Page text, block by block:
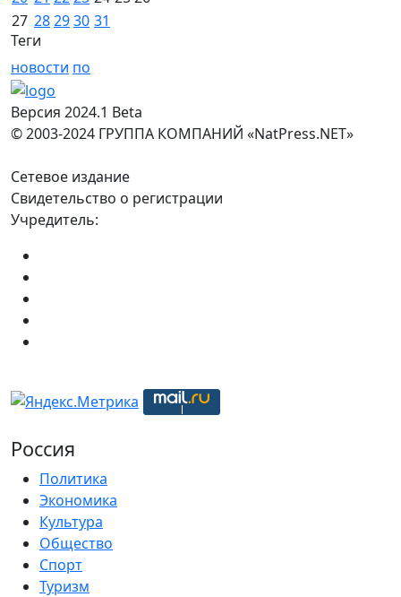
27 282930 31
Теги
новости по
Версия 2024.1 Beta
© 2003-2024 ГРУППА КОМПАНИЙ «NatPress.NET»
Сетевое издание
Свидетельство о регистрации
Учредитель:
Россия
Политика
Экономика
Культура
Общество
Спорт
Туризм